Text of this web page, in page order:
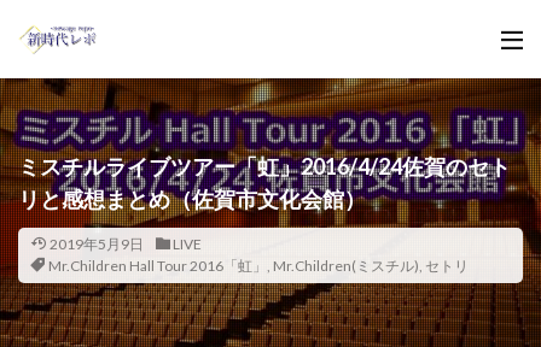
ミスチルライブツアー「虹」2016/4/24佐賀のセト
リと感想まとめ（佐賀市文化会館）
2019年5月9日
LIVE
Mr.Children Hall Tour 2016「虹」 , Mr.Children(ミスチル), セトリ